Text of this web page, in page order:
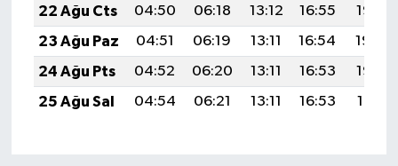
22 Ağu Cts
04:50 06:18 13:12 16:55
19:56
23 Ağu Paz
04:51 06:19 13:11 16:54
19:54
24 Ağu Pts
04:52 06:20 13:11 16:53
19:53
25 Ağu Sal
04:54 06:21 13:11 16:53 19:51